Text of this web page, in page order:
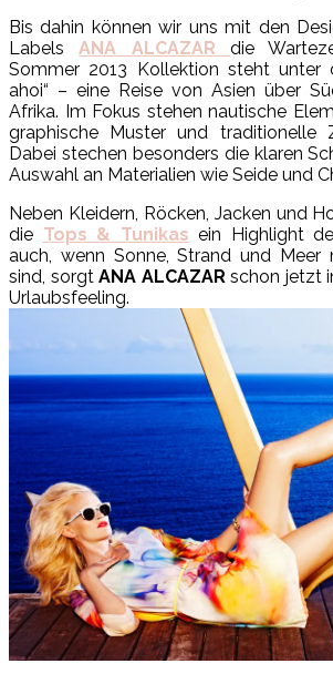
Bis dahin können wir uns mit den
LabelsANA ALCAZARdie
Sommer 2013 Kollektion steht unter
ahoi“ – eine Reise von Asien über
Afrika. Im Fokus stehen nautische
graphische Muster und traditionelle
Dabei stechen besonders die klaren
Auswahl an Materialien wie Seide und
Neben Kleidern, Röcken, Jacken und
die Tops & Tunikas ein Highlight
auch, wenn Sonne, Strand und
sind, sorgtANA ALCAZARschon jetzt
Urlaubsfeeling.